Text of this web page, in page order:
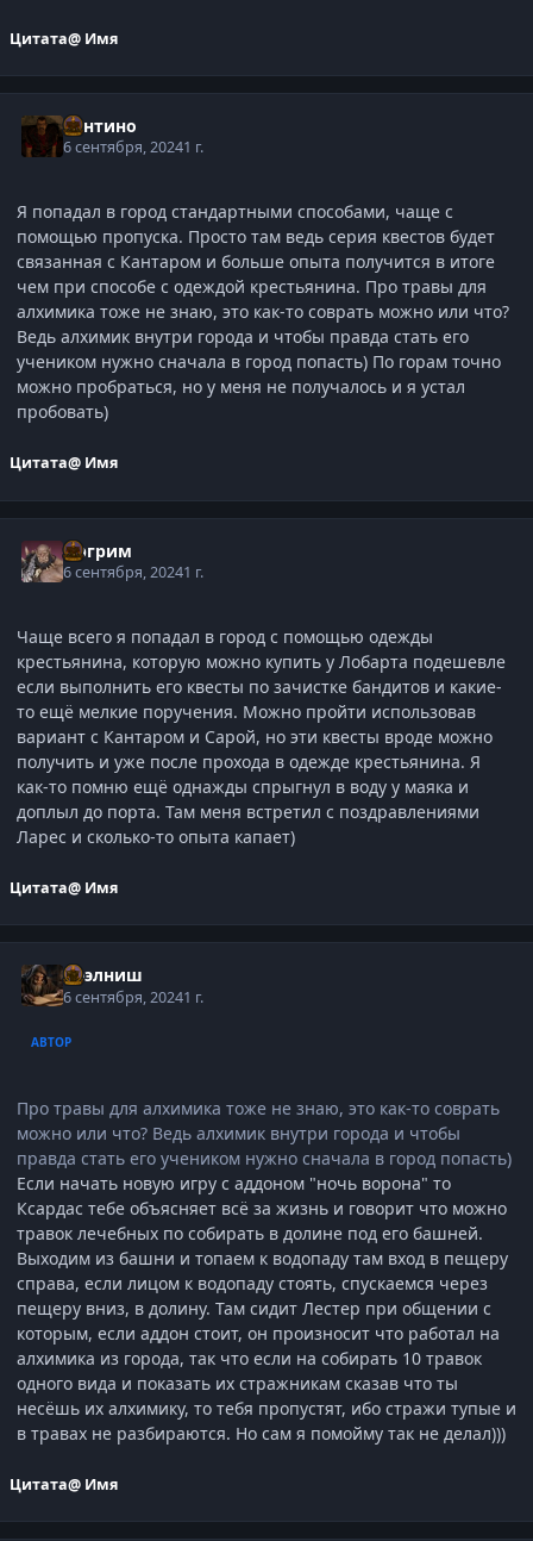
Цитата@ Имя
Сантино
6 сентября, 20241 г.
Я попадал в город стандартными способами, чаще с
помощью пропуска. Просто там ведь серия квестов будет
связанная с Кантаром и больше опыта получится в итоге
чем при способе с одеждой крестьянина. Про травы для
алхимика тоже не знаю, это как-то соврать можно или что?
Ведь алхимик внутри города и чтобы правда стать его
учеником нужно сначала в город попасть) По горам точно
можно пробраться, но у меня не получалось и я устал
пробовать)
Цитата@ Имя
Оргрим
6 сентября, 20241 г.
Чаще всего я попадал в город с помощью одежды
крестьянина, которую можно купить у Лобарта подешевле
если выполнить его квесты по зачистке бандитов и какие-
то ещё мелкие поручения. Можно пройти использовав
вариант с Кантаром и Сарой, но эти квесты вроде можно
получить и уже после прохода в одежде крестьянина. Я
как-то помню ещё однажды спрыгнул в воду у маяка и
доплыл до порта. Там меня встретил с поздравлениями
Ларес и сколько-то опыта капает)
Цитата@ Имя
Нээлниш
6 сентября, 20241 г.
АВТОР
Про травы для алхимика тоже не знаю, это как-то соврать
можно или что? Ведь алхимик внутри города и чтобы
правда стать его учеником нужно сначала в город попасть)
Если начать новую игру с аддоном "ночь ворона" то
Ксардас тебе объясняет всё за жизнь и говорит что можно
травок лечебных по собирать в долине под его башней.
Выходим из башни и топаем к водопаду там вход в пещеру
справа, если лицом к водопаду стоять, спускаемся через
пещеру вниз, в долину. Там сидит Лестер при общении с
которым, если аддон стоит, он произносит что работал на
алхимика из города, так что если на собирать 10 травок
одного вида и показать их стражникам сказав что ты
несёшь их алхимику, то тебя пропустят, ибо стражи тупые и
в травах не разбираются. Но сам я помойму так не делал)))
Цитата@ Имя